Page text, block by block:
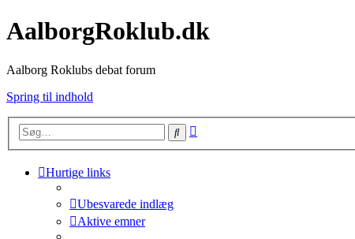
AalborgRoklub.dk
Aalborg Roklubs debat forum
Spring til indhold
Søg
Hurtige links
Ubesvarede indlæg
Aktive emner